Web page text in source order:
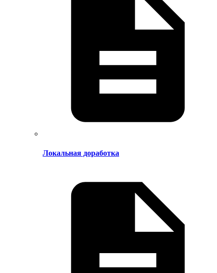
Локальная доработка